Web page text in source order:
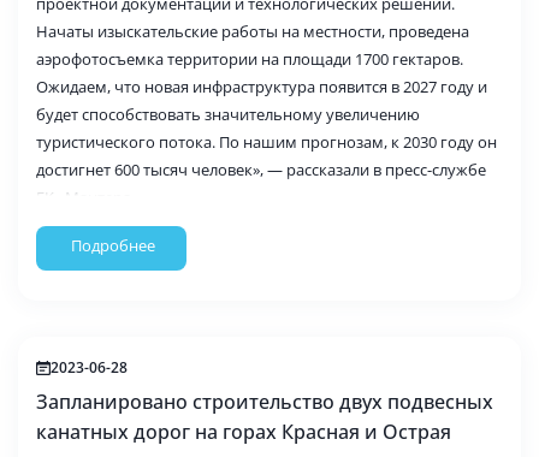
Начаты изыскательские работы на местности, проведена
аэрофотосъемка территории на площади 1700 гектаров.
Ожидаем, что новая инфраструктура появится в 2027 году и
будет способствовать значительному увеличению
туристического потока. По нашим прогнозам, к 2030 году он
достигнет 600 тысяч человек», — рассказали в пресс-службе
ГК «Мантера».
Подробнее
2023-06-28
Запланировано строительство двух подвесных
канатных дорог на горах Красная и Острая